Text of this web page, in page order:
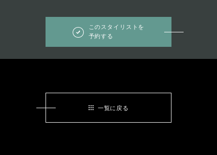
このスタイリストを
予約する
一覧に戻る